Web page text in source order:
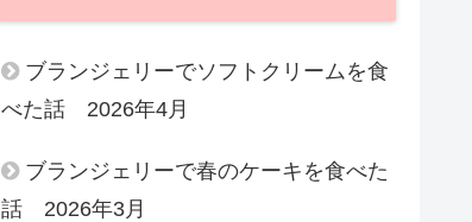
ブランジェリーでソフトクリームを食
べた話 2026年4月
ブランジェリーで春のケーキを食べた
話 2026年3月